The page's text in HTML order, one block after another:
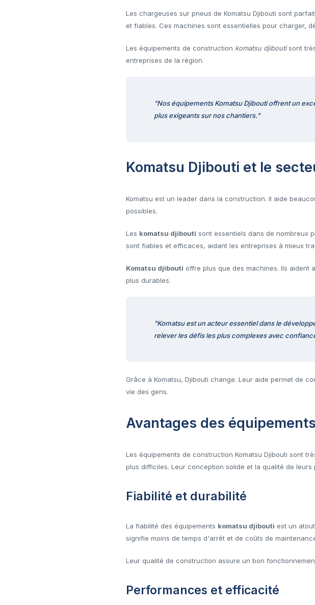
Les chargeuses sur pneus de Komatsu Djibouti sont
et fiables. Ces machines sont essentielles pour charger,
Les équipements de construction komatsu djiboutisont
entreprises de la région.
"Nos équipements Komatsu Djibouti offrent un
plus exigeants sur nos chantiers."
Komatsu Djibouti et le
Komatsu est un leader dans la construction. Il aide
possibles.
Les komatsu djibouti sont essentiels dans de nombreux
sont fiables et efficaces, aidant les entreprises à mieux
Komatsu djibouti offre plus que des machines. Ils aident
plus durables.
"Komatsu est un acteur essentiel dans le
relever les défis les plus complexes avec
Grâce à Komatsu, Djibouti change. Leur aide permet de
vie des gens.
Avantages des
Les équipements de construction Komatsu Djibouti sont
plus difficiles. Leur conception solide et la qualité de
Fiabilité et durabilité
La fiabilité des équipements komatsu djibouti est un
signifie moins de temps d'arrêt et de coûts de
Leur qualité de construction assure un bon
Performances et efficacité